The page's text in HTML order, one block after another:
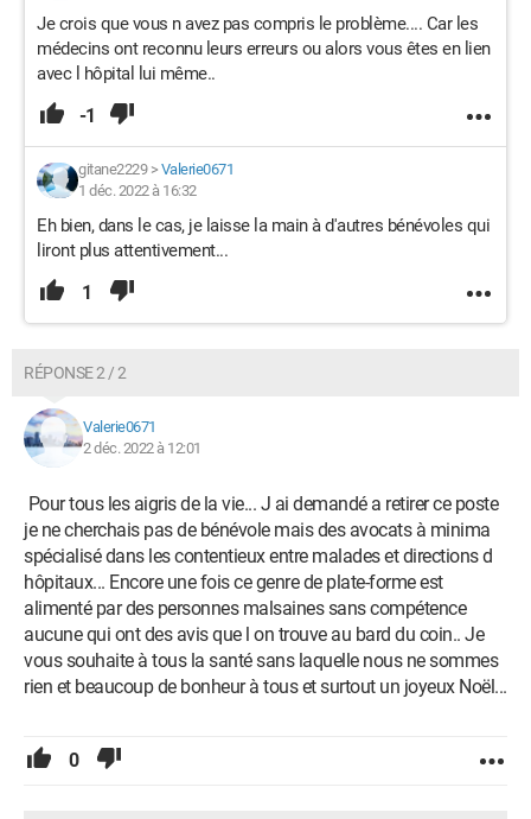
Je crois que vous n avez pas compris le problème.... Car les
médecins ont reconnu leurs erreurs ou alors vous êtes en lien
avec l hôpital lui même..
-1
gitane2229> Valerie0671
1 déc. 2022 à 16:32
Eh bien, dans le cas, je laisse la main à d'autres bénévoles qui
liront plus attentivement...
1
RÉPONSE 2 / 2
Valerie0671
2 déc. 2022 à 12:01
Pour tous les aigris de la vie... J ai demandé a retirer ce poste
je ne cherchais pas de bénévole mais des avocats à minima
spécialisé dans les contentieux entre malades et directions d
hôpitaux... Encore une fois ce genre de plate-forme est
alimenté par des personnes malsaines sans compétence
aucune qui ont des avis que l on trouve au bard du coin.. Je
vous souhaite à tous la santé sans laquelle nous ne sommes
rien et beaucoup de bonheur à tous et surtout un joyeux Noël...
0